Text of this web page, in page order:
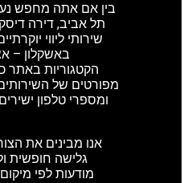
בין אם אתה מחפש
תל אביב, דירה
שירותי ליווי
באשקלון –
הקטגוריות באתר
מפורטים של השירותים
ומספרי טלפון
אנו מבינים את
גלישה חופשית
מודעות לפי